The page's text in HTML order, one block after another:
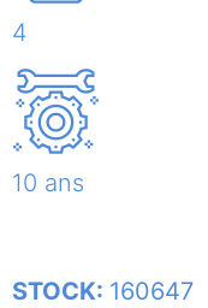
4
10 ans
STOCK: 160647